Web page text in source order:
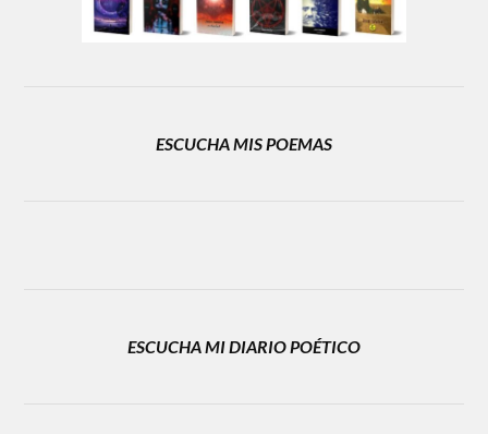
ESCUCHA MIS POEMAS
ESCUCHA MI DIARIO POÉTICO